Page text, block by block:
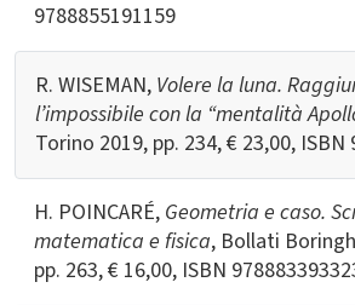
9788855191159
R. WISEMAN, Volere la luna.
l’impossibile con la “mentalità
Torino 2019, pp. 234, € 23,00, ISBN
H. POINCARÉ, Geometria e caso.
matematica e fisica, Bollati
pp. 263, € 16,00, ISBN